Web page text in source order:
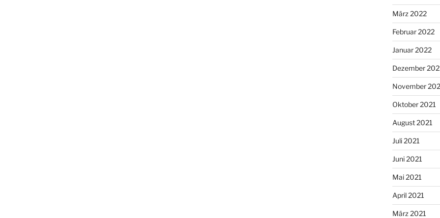
März 2022
Februar 2022
Januar 2022
Dezember
November
Oktober 2021
August 2021
Juli 2021
Juni 2021
Mai 2021
April 2021
März 2021